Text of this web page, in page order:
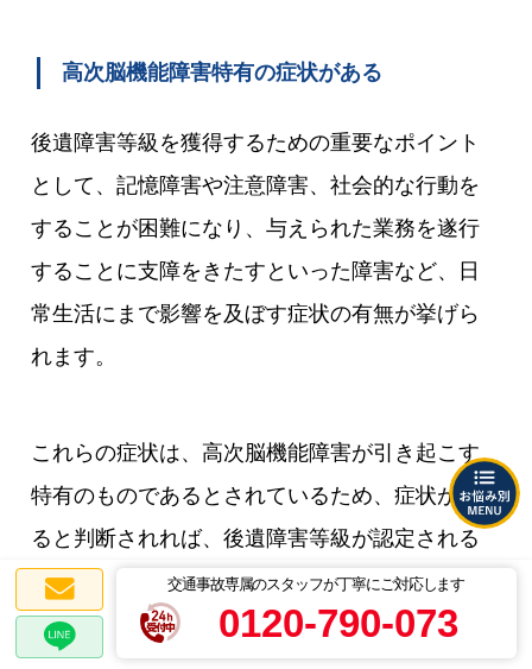
交通事故専属のスタッフが丁寧にご対応します
0120-790-073
高次脳機能障害特有の症状がある
後遺障害等級を獲得するための重要なポイント
として、記憶障害や注意障害、社会的な行動を
することが困難になり、与えられた業務を遂行
することに支障をきたすといった障害など、日
常生活にまで影響を及ぼす症状の有無が挙げら
れます。
これらの症状は、高次脳機能障害が引き起こす
特有のものであるとされているため、症状があ
ると判断されれば、後遺障害等級が認定される
可能性が高まります。また、症状の程度によっ
て、与えられる等級が異なってきます。